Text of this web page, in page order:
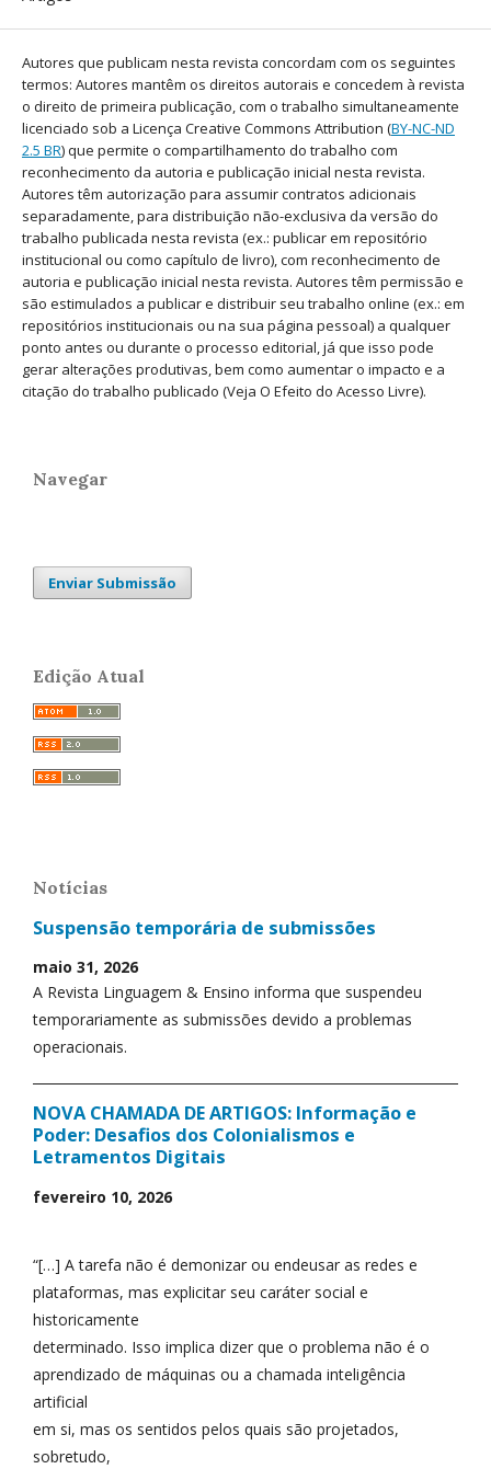
Autores que publicam nesta revista concordam com os seguintes
termos: Autores mantêm os direitos autorais e concedem à revista
o direito de primeira publicação, com o trabalho simultaneamente
licenciado sob a Licença Creative Commons Attribution (BY-NC-ND
2.5 BR) que permite o compartilhamento do trabalho com
reconhecimento da autoria e publicação inicial nesta revista.
Autores têm autorização para assumir contratos adicionais
separadamente, para distribuição não-exclusiva da versão do
trabalho publicada nesta revista (ex.: publicar em repositório
institucional ou como capítulo de livro), com reconhecimento de
autoria e publicação inicial nesta revista. Autores têm permissão e
são estimulados a publicar e distribuir seu trabalho online (ex.: em
repositórios institucionais ou na sua página pessoal) a qualquer
ponto antes ou durante o processo editorial, já que isso pode
gerar alterações produtivas, bem como aumentar o impacto e a
citação do trabalho publicado (Veja O Efeito do Acesso Livre).
Navegar
Enviar Submissão
Edição Atual
Notícias
Suspensão temporária de submissões
maio 31, 2026
A Revista Linguagem & Ensino informa que suspendeu
temporariamente as submissões devido a problemas
operacionais.
NOVA CHAMADA DE ARTIGOS: Informação e
Poder: Desafios dos Colonialismos e
Letramentos Digitais
fevereiro 10, 2026
“[…] A tarefa não é demonizar ou endeusar as redes e
plataformas, mas explicitar seu caráter social e
historicamente
determinado. Isso implica dizer que o problema não é o
aprendizado de máquinas ou a chamada inteligência
artificial
em si, mas os sentidos pelos quais são projetados,
sobretudo,